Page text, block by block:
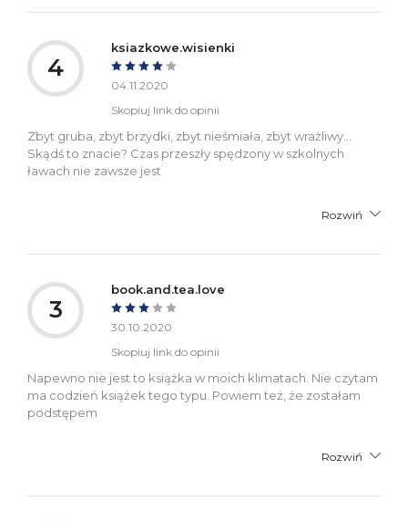
4
ksiazkowe.wisienki
04.11.2020
Skopiuj link do opinii
Zbyt gruba, zbyt brzydki, zbyt nieśmiała, zbyt wrażliwy…
Skądś to znacie? Czas przeszły spędzony w szkolnych
ławach nie zawsze jest
Rozwiń
3
book.and.tea.love
30.10.2020
Skopiuj link do opinii
Napewno nie jest to książka w moich klimatach. Nie czytam
ma codzień książek tego typu. Powiem też, że zostałam
podstępem
Rozwiń